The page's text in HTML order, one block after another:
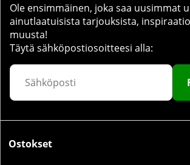
Ole ensimmäinen, joka saa uusimmat
ainutlaatuisista tarjouksista,
muusta!
Täytä sähköpostiosoitteesi alla:
Ostokset